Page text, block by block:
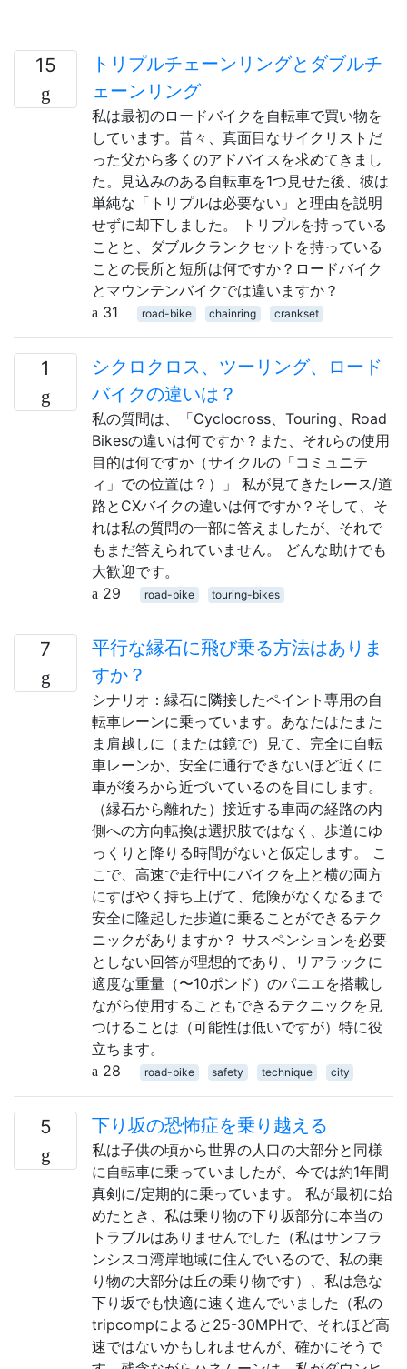
15
トリプルチェーンリングとダブルチ
ェーンリング
私は最初のロードバイクを自転車で買い物を
しています。昔々、真面目なサイクリストだ
った父から多くのアドバイスを求めてきまし
た。見込みのある自転車を1つ見せた後、彼は
単純な「トリプルは必要ない」と理由を説明
せずに却下しました。 トリプルを持っている
ことと、ダブルクランクセットを持っている
ことの長所と短所は何ですか？ロードバイク
とマウンテンバイクでは違いますか？
31
road-bike chainring crankset
1
シクロクロス、ツーリング、ロード
バイクの違いは？
私の質問は、「Cyclocross、Touring、Road
Bikesの違いは何ですか？また、それらの使用
目的は何ですか（サイクルの「コミュニテ
ィ」での位置は？）」 私が見てきたレース/道
路とCXバイクの違いは何ですか？そして、そ
れは私の質問の一部に答えましたが、それで
もまだ答えられていません。 どんな助けでも
大歓迎です。
29
road-bike touring-bikes
7
平行な縁石に飛び乗る方法はありま
すか？
シナリオ：縁石に隣接したペイント専用の自
転車レーンに乗っています。あなたはたまた
ま肩越しに（または鏡で）見て、完全に自転
車レーンか、安全に通行できないほど近くに
車が後ろから近づいているのを目にします。
（縁石から離れた）接近する車両の経路の内
側への方向転換は選択肢ではなく、歩道にゆ
っくりと降りる時間がないと仮定します。 こ
こで、高速で走行中にバイクを上と横の両方
にすばやく持ち上げて、危険がなくなるまで
安全に隆起した歩道に乗ることができるテク
ニックがありますか？ サスペンションを必要
としない回答が理想的であり、リアラックに
適度な重量（〜10ポンド）のパニエを搭載し
ながら使用することもできるテクニックを見
つけることは（可能性は低いですが）特に役
立ちます。
28
road-bike safety technique city
5 下り坂の恐怖症を乗り越える
私は子供の頃から世界の人口の大部分と同様
に自転車に乗っていましたが、今では約1年間
真剣に/定期的に乗っています。 私が最初に始
めたとき、私は乗り物の下り坂部分に本当の
トラブルはありませんでした（私はサンフラ
ンシスコ湾岸地域に住んでいるので、私の乗
り物の大部分は丘の乗り物です）、私は急な
下り坂でも快適に速く進んでいました（私の
tripcompによると25-30MPHで、それほど高
速ではないかもしれませんが、確かにそうで